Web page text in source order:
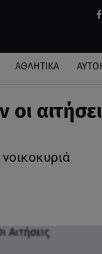
ΑΘΛΗΤΙΚΑ